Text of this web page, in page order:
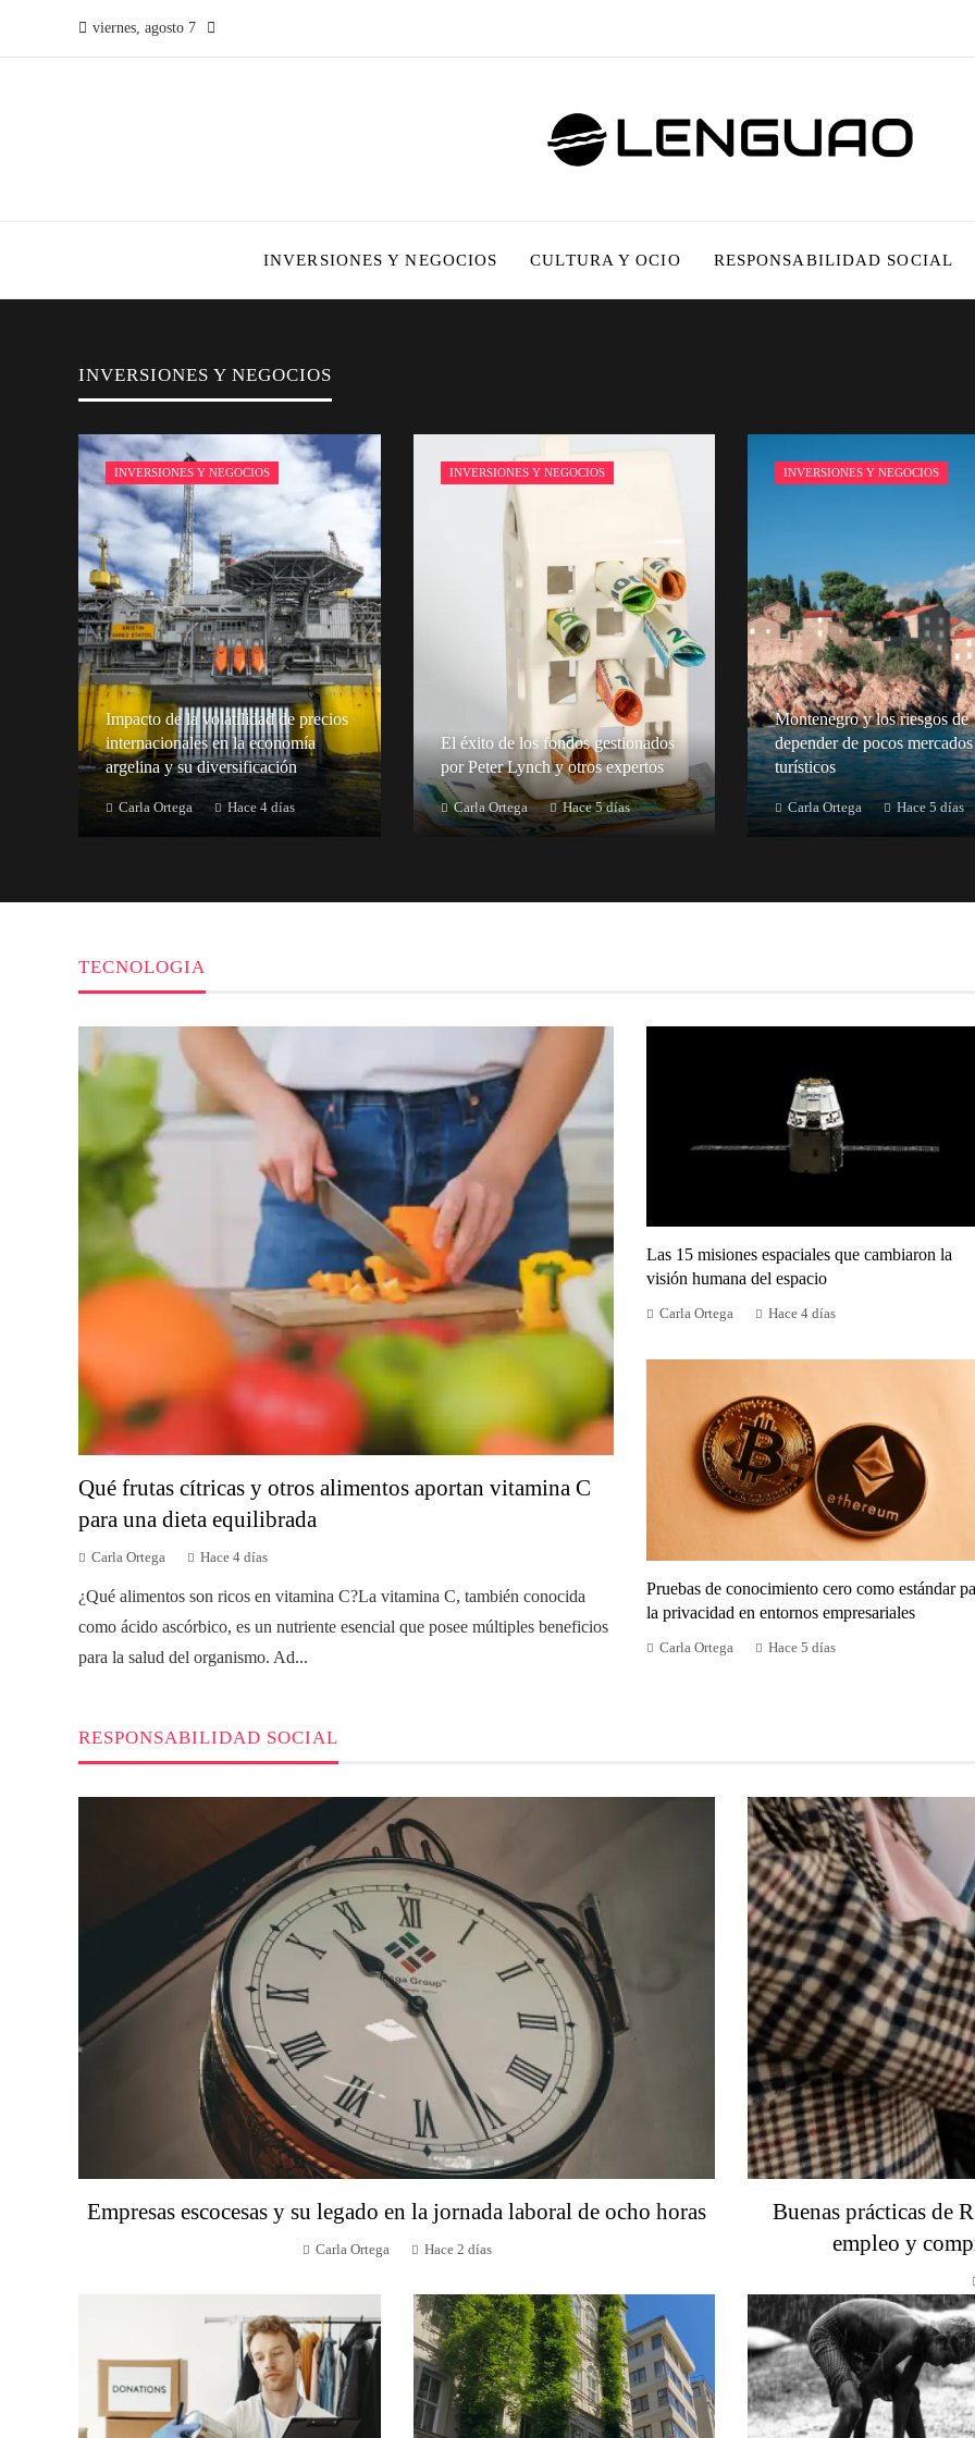
viernes, agosto 7
INVERSIONES Y NEGOCIOS CULTURA Y OCIO RESPONSABILIDAD SOCIAL
INVERSIONES Y NEGOCIOS
INVERSIONES Y NEGOCIOS
Impacto de la volatilidad de precios
internacionales en la economía
argelina y su diversificación
Carla Ortega Hace 4 días
INVERSIONES Y NEGOCIOS
El éxito de los fondos gestionados
por Peter Lynch y otros expertos
Carla Ortega Hace 5 días
INVERSIONES Y NEGOCIOS
Montenegro y los riesgos de
depender de pocos mercados
turísticos
Carla Ortega Hace 5 días
TECNOLOGIA
Qué frutas cítricas y otros alimentos aportan vitamina C
para una dieta equilibrada
Carla Ortega Hace 4 días
¿Qué alimentos son ricos en vitamina C?La vitamina C, también conocida
como ácido ascórbico, es un nutriente esencial que posee múltiples beneficios
para la salud del organismo. Ad...
Las 15 misiones espaciales que cambiaron la
visión humana del espacio
Carla Ortega Hace 4 días
Pruebas de conocimiento cero como estándar
la privacidad en entornos empresariales
Carla Ortega Hace 5 días
RESPONSABILIDAD SOCIAL
Empresas escocesas y su legado en la jornada laboral de ocho horas
Carla Ortega Hace 2 días
Buenas prácticas de
empleo y